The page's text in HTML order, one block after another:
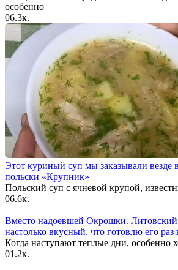
особенно
06.3к.
Этот куриный суп мы заказывали
польски «Крупник»
Польский суп с ячневой крупой,
06.6к.
Вместо надоевшей Окрошки.
настолько вкусный, что готовлю его
Когда наступают теплые дни, особенно
01.2к.